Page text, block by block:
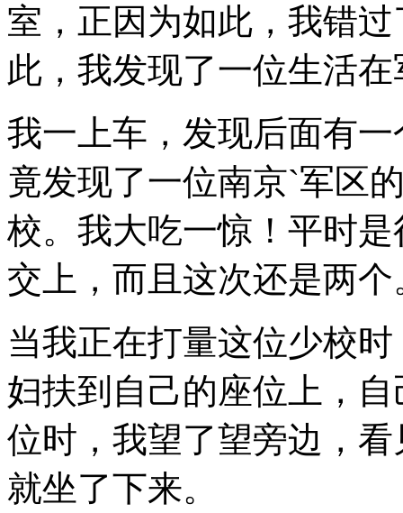
室，正因为如此，我错
此，我发现了一位生活
我一上车，发现后面有
竟发现了一位南京`军区
校。我大吃一惊！平时
交上，而且这次还是两个
当我正在打量这位少校
妇扶到自己的座位上，
位时，我望了望旁边，
就坐了下来。